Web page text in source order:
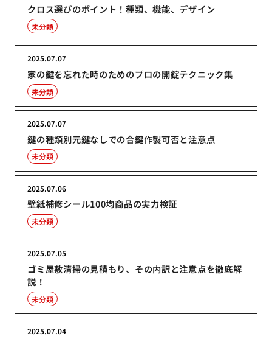
クロス選びのポイント！種類、機能、デザイン
未分類
家の鍵を忘れた時のためのプロの開錠テクニック集
2025.07.07
未分類
鍵の種類別元鍵なしでの合鍵作製可否と注意点
2025.07.07
未分類
壁紙補修シール100均商品の実力検証
2025.07.06
未分類
ゴミ屋敷清掃の見積もり、その内訳と注意点を徹底解
説！
2025.07.05
未分類
2025.07.04